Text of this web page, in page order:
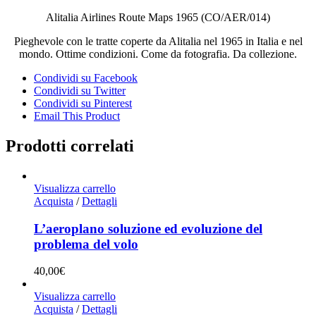
Alitalia Airlines Route Maps 1965 (CO/AER/014)
Pieghevole con le tratte coperte da Alitalia nel 1965 in Italia e nel
mondo. Ottime condizioni. Come da fotografia. Da collezione.
Condividi su Facebook
Condividi su Twitter
Condividi su Pinterest
Email This Product
Prodotti correlati
Visualizza carrello
Acquista / Dettagli
L’aeroplano soluzione ed evoluzione del
problema del volo
40,00€
Visualizza carrello
Acquista / Dettagli